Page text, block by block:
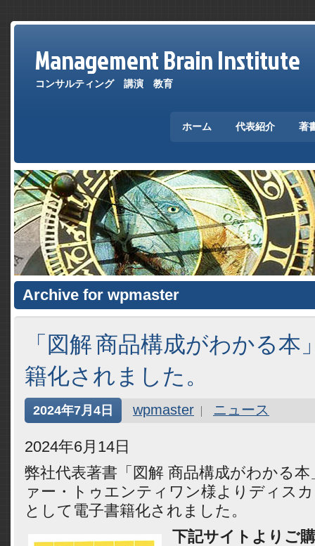
Management Brain Institute
コンサルティング 講演 教育
ホーム 代表紹介 著
Archive for wpmaster
「図解 商品構成がわかる本
籍化されました。
2024年7月4日 wpmaster ニュース
2024年6月14日
弊社代表著書「図解 商品構成がわかる
ァー・トゥエンティワン様よりディス
として電子書籍化されました。
下記サイトよりご